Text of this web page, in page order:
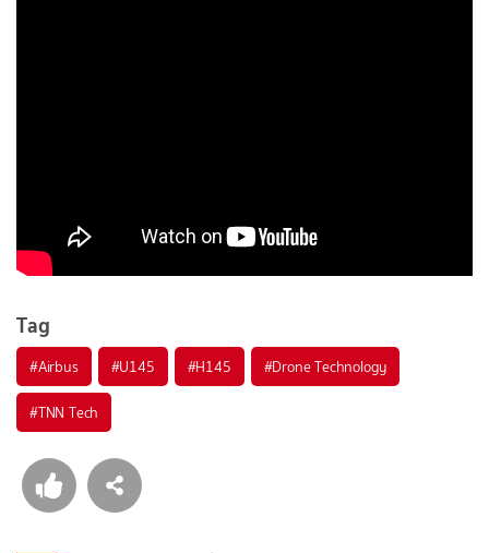
Tag
#Airbus #U145 #H145 #Drone Technology
#TNN Tech